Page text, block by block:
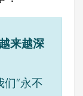
来越深
“永不